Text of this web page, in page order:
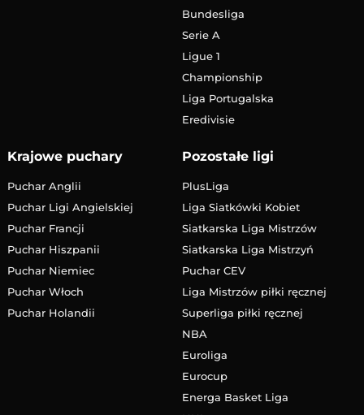
Bundesliga
Serie A
Ligue 1
Championship
Liga Portugalska
Eredivisie
Krajowe puchary
Puchar Anglii
Puchar Ligi Angielskiej
Puchar Francji
Puchar Hiszpanii
Puchar Niemiec
Puchar Włoch
Puchar Holandii
Pozostałe ligi
PlusLiga
Liga Siatkówki Kobiet
Siatkarska Liga Mistrzów
Siatkarska Liga Mistrzyń
Puchar CEV
Liga Mistrzów piłki ręcznej
Superliga piłki ręcznej
NBA
Euroliga
Eurocup
Energa Basket Liga